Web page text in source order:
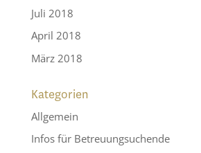
Juli 2018
April 2018
März 2018
Kategorien
Allgemein
Infos für Betreuungsuchende